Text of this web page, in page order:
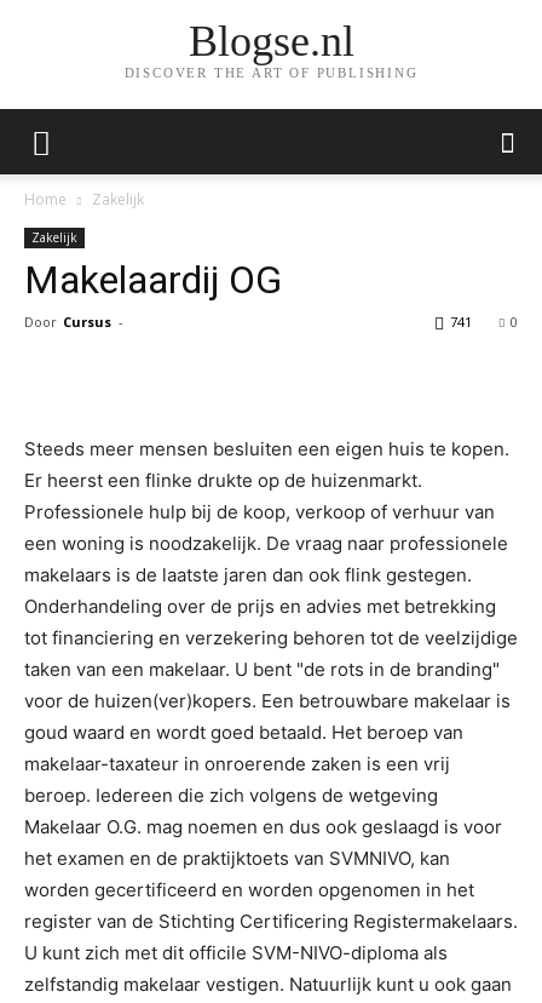
Blogse.nl
DISCOVER THE ART OF PUBLISHING
Home Zakelijk
Zakelijk
Makelaardij OG
Door Cursus - 0
741
Steeds meer mensen besluiten een eigen huis te kopen.
Er heerst een flinke drukte op de huizenmarkt.
Professionele hulp bij de koop, verkoop of verhuur van
een woning is noodzakelijk. De vraag naar professionele
makelaars is de laatste jaren dan ook flink gestegen.
Onderhandeling over de prijs en advies met betrekking
tot financiering en verzekering behoren tot de veelzijdige
taken van een makelaar. U bent "de rots in de branding"
voor de huizen(ver)kopers. Een betrouwbare makelaar is
goud waard en wordt goed betaald. Het beroep van
makelaar-taxateur in onroerende zaken is een vrij
beroep. Iedereen die zich volgens de wetgeving
Makelaar O.G. mag noemen en dus ook geslaagd is voor
het examen en de praktijktoets van SVMNIVO, kan
worden gecertificeerd en worden opgenomen in het
register van de Stichting Certificering Registermakelaars.
U kunt zich met dit officile SVM-NIVO-diploma als
zelfstandig makelaar vestigen. Natuurlijk kunt u ook gaan